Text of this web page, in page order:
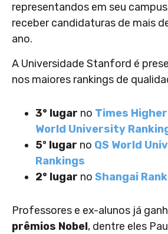
representandos em seu
receber candidaturas de mais
ano.
A Universidade Stanford é
nos maiores rankings de
3° lugar no Times
World University
5º lugar no QS World
Rankings
2° lugar no Shangai
Professores e ex-alunos já
prêmios Nobel, dentre eles